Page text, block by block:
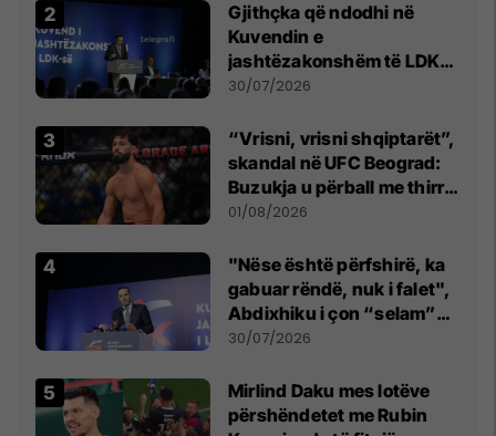
Gjithçka që ndodhi në
Kuvendin e
jashtëzakonshëm të LDK-
së
30/07/2026
“Vrisni, vrisni shqiptarët”,
skandal në UFC Beograd:
Buzukja u përball me thirrje
anti-shqiptare nga
01/08/2026
"Nëse është përfshirë, ka
gabuar rëndë, nuk i falet",
Abdixhiku i çon “selam”
Përparim Ramës
30/07/2026
Mirlind Daku mes lotëve
përshëndetet me Rubin